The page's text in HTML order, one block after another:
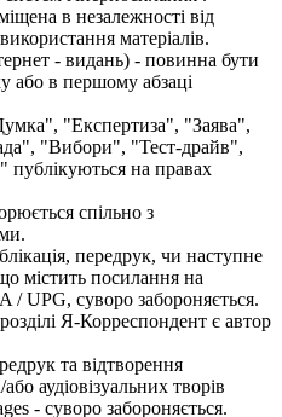
в незалежності від
матеріалів.
- видань) - повинна бути
або в першому абзаці
"Експертиза", "Заява",
"Вибори", "Тест-драйв",
на правах
спільно з
передрук, чи наступне
містить посилання на
/ UPG, суворо забороняється.
Я-Корреспондент є автор
та відтворення
аудіовізуальних творів
- суворо забороняється.